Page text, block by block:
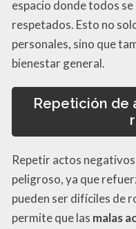
espacio donde todos
respetados. Esto no
personales, sino que
bienestar general.
Repetición de
Repetir actos
peligroso, ya que
pueden ser difíciles de
permite que las malas